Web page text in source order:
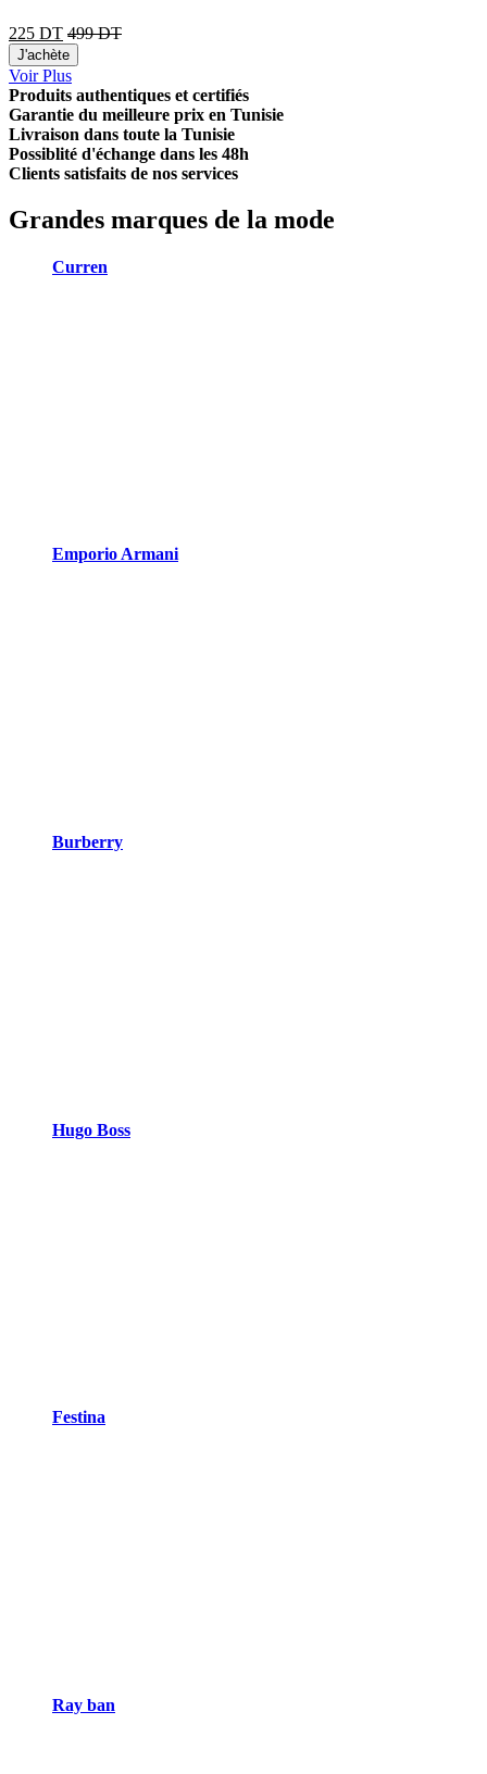
225 DT 499DT
J'achète
Voir Plus
Produits authentiques et certifiés
Garantie du meilleure prix en Tunisie
Livraison dans toute la Tunisie
Possiblité d'échange dans les 48h
Clients satisfaits de nos services
Grandes marques de la mode
Curren
Emporio Armani
Burberry
Hugo Boss
Festina
Ray ban